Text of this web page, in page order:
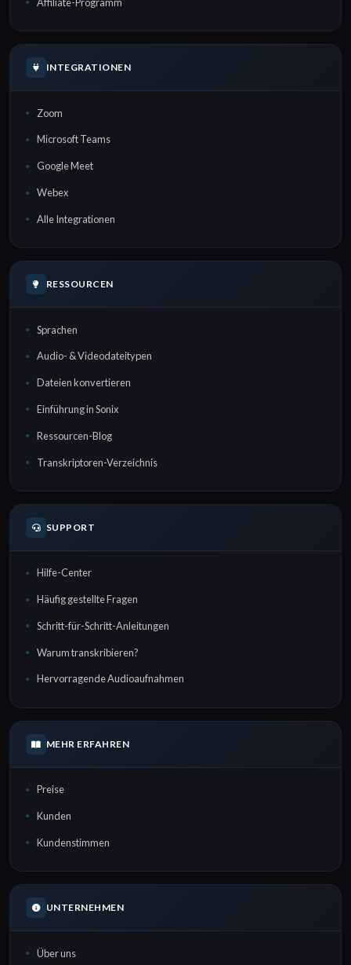
INTEGRATIONEN
Zoom
Microsoft Teams
Google Meet
Webex
Alle Integrationen
RESSOURCEN
Sprachen
Audio- & Videodateitypen
Dateien konvertieren
Einführung in Sonix
Ressourcen-Blog
Transkriptoren-Verzeichnis
SUPPORT
Hilfe-Center
Häufig gestellte Fragen
Schritt-für-Schritt-Anleitungen
Warum transkribieren?
Hervorragende Audioaufnahmen
MEHR ERFAHREN
Preise
Kunden
Kundenstimmen
UNTERNEHMEN
Über uns